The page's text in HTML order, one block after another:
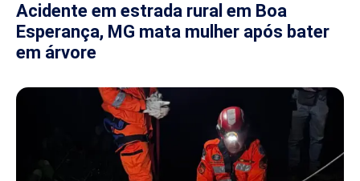
Acidente em estrada rural em Boa
Esperança, MG mata mulher após bater
em árvore